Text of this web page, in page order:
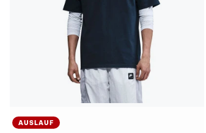
AUSLAUF